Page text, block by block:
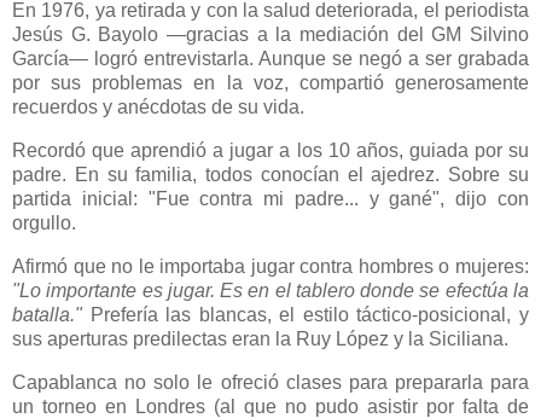
En 1976, ya retirada y con la salud deteriorada, el periodista
Jesús G. Bayolo —gracias a la mediación del GM Silvino
García— logró entrevistarla. Aunque se negó a ser grabada
por sus problemas en la voz, compartió generosamente
recuerdos y anécdotas de su vida.
Recordó que aprendió a jugar a los 10 años, guiada por su
padre. En su familia, todos conocían el ajedrez. Sobre su
partida inicial: "Fue contra mi padre... y gané", dijo con
orgullo.
Afirmó que no le importaba jugar contra hombres o mujeres:
"Lo importante es jugar. Es en el tablero donde se efectúa la
batalla." Prefería las blancas, el estilo táctico-posicional, y
sus aperturas predilectas eran la Ruy López y la Siciliana.
Capablanca no solo le ofreció clases para prepararla para
un torneo en Londres (al que no pudo asistir por falta de